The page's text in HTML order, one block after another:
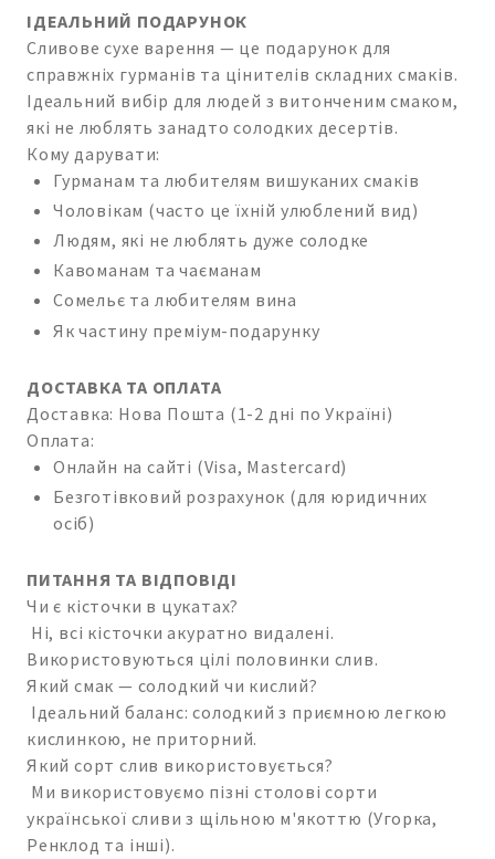
ІДЕАЛЬНИЙ ПОДАРУНОК
Сливове сухе варення — це подарунок для
справжніх гурманів та цінителів складних смаків.
Ідеальний вибір для людей з витонченим смаком,
які не люблять занадто солодких десертів.
Кому дарувати:
Гурманам та любителям вишуканих смаків
Чоловікам (часто це їхній улюблений вид)
Людям, які не люблять дуже солодке
Кавоманам та чаєманам
Сомельє та любителям вина
Як частину преміум-подарунку
ДОСТАВКА ТА ОПЛАТА
Доставка: Нова Пошта (1-2 дні по Україні)
Оплата:
Онлайн на сайті (Visa, Mastercard)
Безготівковий розрахунок (для юридичних
осіб)
ПИТАННЯ ТА ВІДПОВІДІ
Чи є кісточки в цукатах?
Ні, всі кісточки акуратно видалені.
Використовуються цілі половинки слив.
Який смак — солодкий чи кислий?
Ідеальний баланс: солодкий з приємною легкою
кислинкою, не приторний.
Який сорт слив використовується?
Ми використовуємо пізні столові сорти
української сливи з щільною м'якоттю (Угорка,
Ренклод та інші).